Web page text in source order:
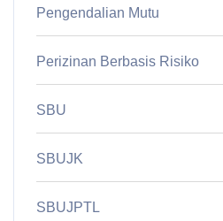
Pengendalian Mutu
Perizinan Berbasis Risiko
SBU
SBUJK
SBUJPTL